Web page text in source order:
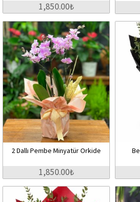
1,850.00₺
2 Dallı Pembe Minyatür Orkide
1,850.00₺